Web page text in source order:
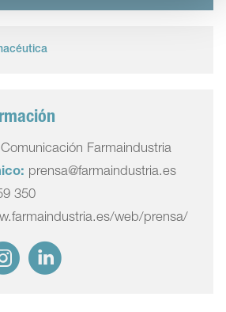
Comunicación Farmaindustria
prensa@farmaindustria.es
350
web/prensa/